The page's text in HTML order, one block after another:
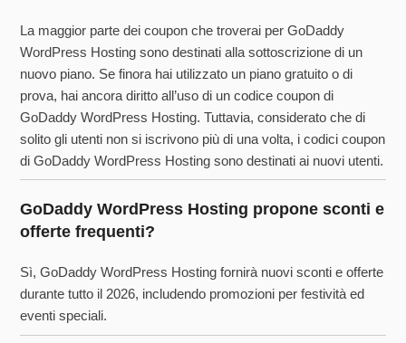
La maggior parte dei coupon che troverai per GoDaddy
WordPress Hosting sono destinati alla sottoscrizione di un
nuovo piano. Se finora hai utilizzato un piano gratuito o di
prova, hai ancora diritto all’uso di un codice coupon di
GoDaddy WordPress Hosting. Tuttavia, considerato che di
solito gli utenti non si iscrivono più di una volta, i codici coupon
di GoDaddy WordPress Hosting sono destinati ai nuovi utenti.
GoDaddy WordPress Hosting propone sconti e
offerte frequenti?
Sì, GoDaddy WordPress Hosting fornirà nuovi sconti e offerte
durante tutto il 2026, includendo promozioni per festività ed
eventi speciali.